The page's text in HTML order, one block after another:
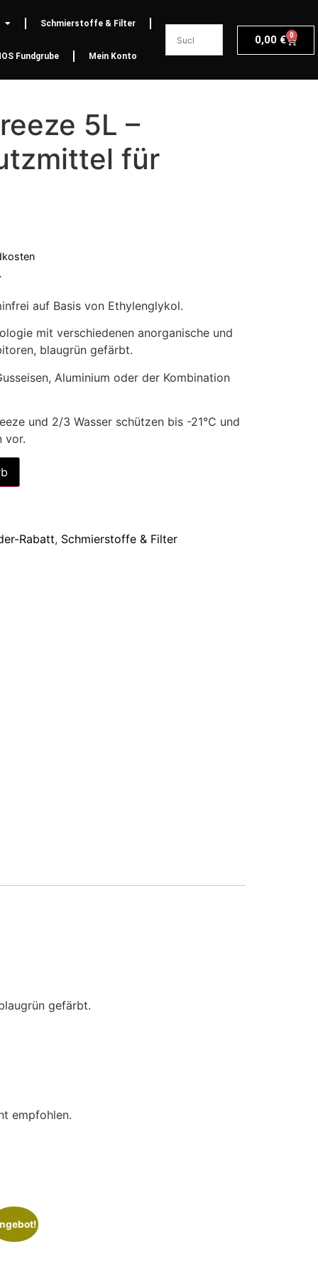
Schmierstoffe & Filter
Fundgrube Mein Konto
0,00 € 0
5L –
für
auf Basis von Ethylenglykol.
mit verschiedenen anorganische und
blaugrün gefärbt.
Aluminium oder der Kombination
und 2/3 Wasser schützen bis -21°C und
vor.
Rabatt, Schmierstoffe & Filter
gefärbt.
empfohlen.